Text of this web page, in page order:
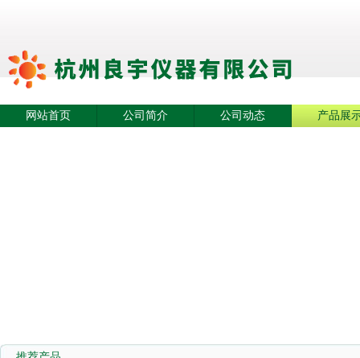
网站首页 公司简介 公司动态 产品展